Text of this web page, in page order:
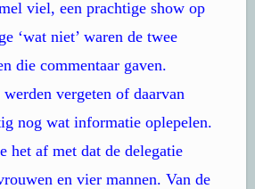
viel, een prachtige show op
‘wat niet’ waren de twee
die commentaar gaven.
vergeten of daarvan
nog wat informatie oplepelen.
het af met dat de delegatie
en vier mannen. Van de